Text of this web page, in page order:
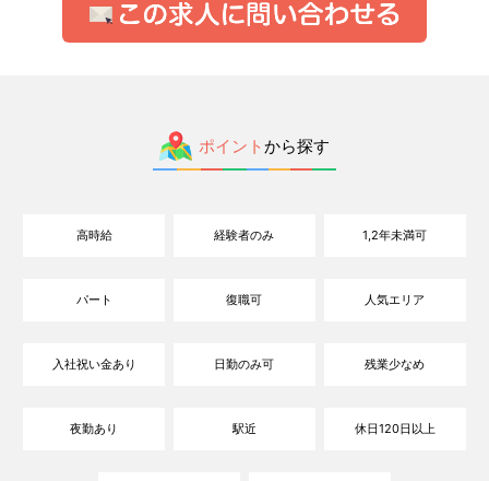
ポイントから探す
高時給 経験者のみ 1,2年未満可
パート 復職可 人気エリア
入社祝い金あり 日勤のみ可 残業少なめ
夜勤あり 駅近 休日120日以上